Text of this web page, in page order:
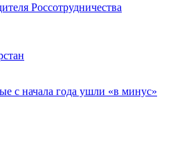
Россотрудничества
с начала года ушли «в минус»